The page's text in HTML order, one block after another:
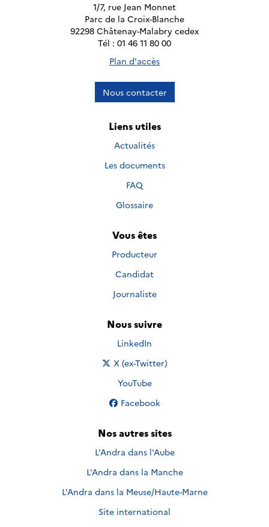
1/7, rue Jean Monnet
Parc de la Croix-Blanche
92298 Châtenay-Malabry cedex
Tél : 01 46 11 80 00
Plan d'accès
Nous contacter
Liens utiles
Actualités
Les documents
FAQ
Glossaire
Vous êtes
Producteur
Candidat
Journaliste
Nous suivre
Nous suivre sur
LinkedIn
Nous suivre sur
X (ex-Twitter)
Nous suivre sur
YouTube
Nous suivre sur
Facebook
Nos autres sites
L'Andra dans l'Aube
L'Andra dans la Manche
L'Andra dans la Meuse/Haute-Marne
Site international